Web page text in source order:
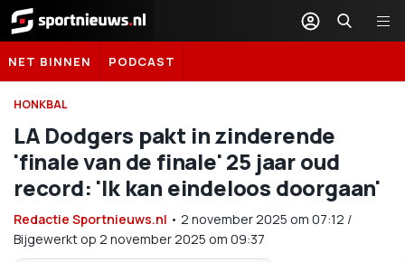
Sportnieuws.nl
NET BINNEN PODCAST
HONKBAL
LA Dodgers pakt in zinderende
'finale van de finale' 25 jaar oud
record: 'Ik kan eindeloos doorgaan'
Redactie Sportnieuws.nl • 2 november 2025 om 07:12 /
Bijgewerkt op 2 november 2025 om 09:37